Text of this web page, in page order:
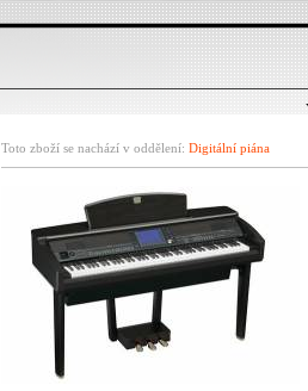
Toto zboží se nachází v oddělení: Digitální piána